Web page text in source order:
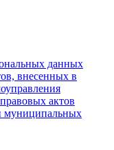
данных
внесенных в
актов
муниципальных